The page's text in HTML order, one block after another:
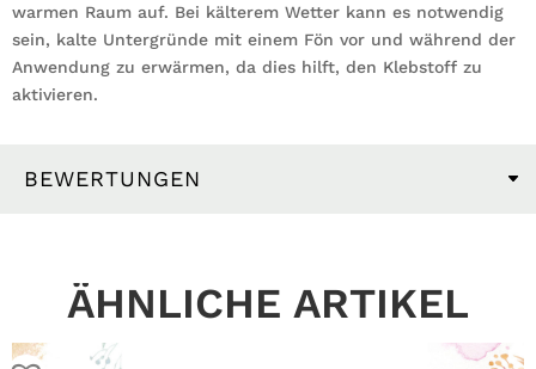
warmen Raum auf. Bei kälterem Wetter kann es notwendig
sein, kalte Untergründe mit einem Fön vor und während der
Anwendung zu erwärmen, da dies hilft, den Klebstoff zu
aktivieren.
BEWERTUNGEN
ÄHNLICHE ARTIKEL